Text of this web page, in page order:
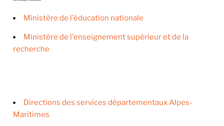
Ministère de l'éducation nationale
Ministère de l'enseignement supérieur et de la
recherche
Directions des services départementaux Alpes-
Maritimes